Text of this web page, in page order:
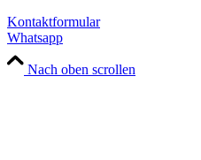
Kontaktformular
Whatsapp
Nach oben scrollen